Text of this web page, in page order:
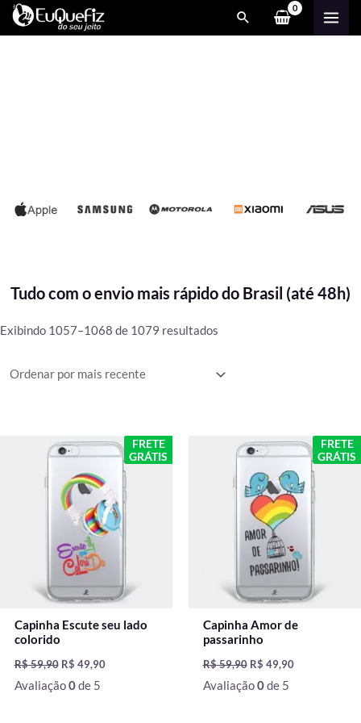
Tudo com o envio mais rápido do Brasil (até 48h)
Exibindo 1057–1068 de 1079 resultados
mais
FRETE
GRÁTIS
Capinha Escute seu lado
colorido
R$59,90
O
preço
era:
R$ 59,90.
R$ 49,90
O
preço
atual
é:
R$ 49,90.
Avaliação0de 5
FRETE
GRÁTIS
Capinha Amor de
passarinho
R$59,90
O
preço
original
era:
R$ 59,90.
R$ 49,90
O
preço
atual
é:
R$ 49,90.
Avaliação0de 5